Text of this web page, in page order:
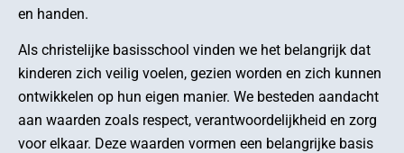
en handen.
Als christelijke basisschool vinden we het belangrijk dat
kinderen zich veilig voelen, gezien worden en zich kunnen
ontwikkelen op hun eigen manier. We besteden aandacht
aan waarden zoals respect, verantwoordelijkheid en zorg
voor elkaar. Deze waarden vormen een belangrijke basis